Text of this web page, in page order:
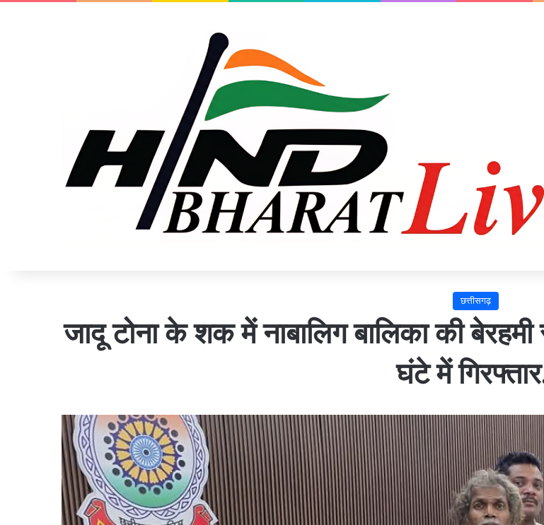
छत्तीसगढ़
जादू टोना के शक में नाबालिग बालिका की
घंटे में